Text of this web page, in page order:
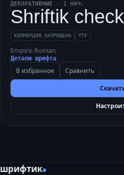
ДЕКОРАТИВНЫЕ · 1 НАЧ.
Shriftik
КОММЕРЦИЯ ЗАПРЕЩЕНА TTF
Empiric Roman
Детали шрифта
В избранное Сравнить
шрифтик